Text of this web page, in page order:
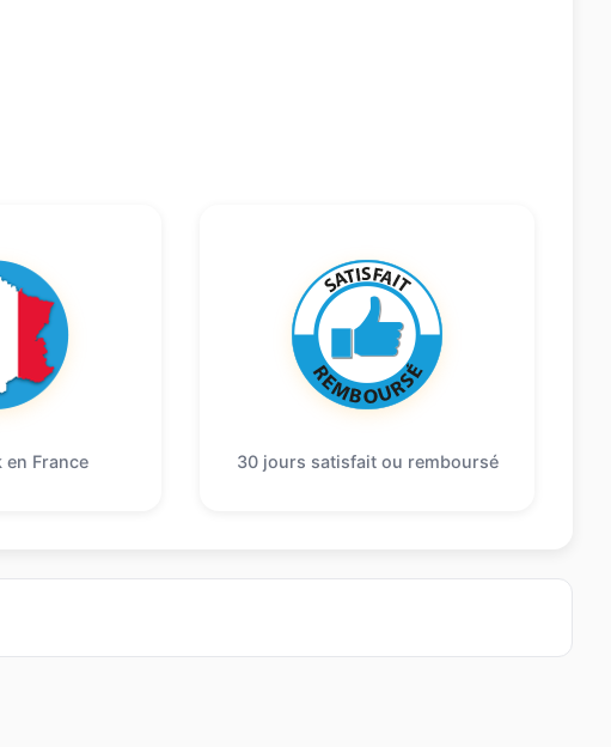
en France 30 jours satisfait ou remboursé